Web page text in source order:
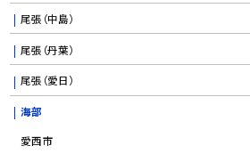
尾張（中島）
尾張（丹葉）
尾張（愛日）
海部
愛西市